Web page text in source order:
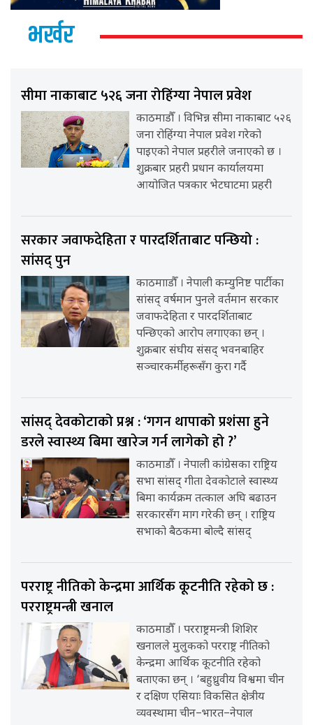
भर्खर
सीमा नाकाबाट ५२६ जना रोहिंग्या नेपाल प्रवेश
काठमाडौँ । विभिन्न सीमा नाकाबाट ५२६
जना रोहिंग्या नेपाल प्रवेश गरेको
पाइएको नेपाल प्रहरीले जनाएको छ ।
शुक्रबार प्रहरी प्रधान कार्यालयमा
आयोजित पत्रकार भेटघाटमा प्रहरी
सरकार जवाफदेहिता र पारदर्शिताबाट पन्छियो :
सांसद् पुन
काठमााडौँ । नेपाली कम्युनिष्ट पार्टीका
सांसद् वर्षमान पुनले वर्तमान सरकार
जवाफदेहिता र पारदर्शिताबाट
पन्छिएको आरोप लगाएका छन् ।
शुक्रबार संघीय संसद् भवनबाहिर
सञ्चारकर्मीहरूसँग कुरा गर्दै
सांसद् देवकोटाको प्रश्न : ‘गगन थापाको प्रशंसा हुने
डरले स्वास्थ्य बिमा खारेज गर्न लागेको हो ?’
काठमाडौँ । नेपाली कांग्रेसका राष्ट्रिय
सभा सांसद् गीता देवकोटाले स्वास्थ्य
बिमा कार्यक्रम तत्काल अघि बढाउन
सरकारसँग माग गरेकी छन् । राष्ट्रिय
सभाको बैठकमा बोल्दै सांसद्
परराष्ट्र नीतिको केन्द्रमा आर्थिक कूटनीति रहेको छ :
परराष्ट्रमन्त्री खनाल
काठमाडौँ । परराष्ट्रमन्त्री शिशिर
खनालले मुलुकको परराष्ट्र नीतिको
केन्द्रमा आर्थिक कूटनीति रहेको
बताएका छन् । ‘बहुध्रुवीय विश्वमा चीन
र दक्षिण एसियाः विकसित क्षेत्रीय
व्यवस्थामा चीन–भारत–नेपाल